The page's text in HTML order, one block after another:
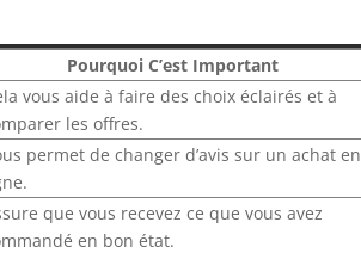
Pourquoi C’est Important
vous aide à faire des choix éclairés et à
les offres.
permet de changer d’avis sur un achat en
que vous recevez ce que vous avez
en bon état.